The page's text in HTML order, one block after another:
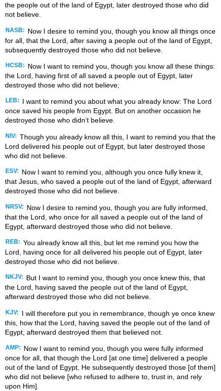
the people out of the land of Egypt, later destroyed those who did
not believe.
NASB:
Now I desire to remind you, though you know all things once
for all, that the Lord, after saving a people out of the land of Egypt,
subsequently destroyed those who did not believe.
HCSB:
Now I want to remind you, though you know all these things:
the Lord, having first of all saved a people out of Egypt, later
destroyed those who did not believe;
LEB:
I want to remind you about what you already know: The Lord
once saved his people from Egypt. But on another occasion he
destroyed those who didn’t believe.
NIV: Though you already know all this, I want to remind you that the
Lord delivered his people out of Egypt, but later destroyed those
who did not believe.
ESV:
Now I want to remind you, although you once fully knew it,
that Jesus, who saved a people out of the land of Egypt, afterward
destroyed those who did not believe.
NRSV:
Now I desire to remind you, though you are fully informed,
that the Lord, who once for all saved a people out of the land of
Egypt, afterward destroyed those who did not believe.
REB: You already know all this, but let me remind you how the
Lord, having once for all delivered his people out of Egypt, later
destroyed those who did not believe.
NKJV:
But I want to remind you, though you once knew this, that
the Lord, having saved the people out of the land of Egypt,
afterward destroyed those who did not believe.
KJV:
I will therefore put you in remembrance, though ye once knew
this, how that the Lord, having saved the people out of the land of
Egypt, afterward destroyed them that believed not.
AMP:
Now I want to remind you, though you were fully informed
once for all, that though the Lord [at one time] delivered a people
out of the land of Egypt, He subsequently destroyed those [of them]
who did not believe [who refused to adhere to, trust in, and rely
upon Him].